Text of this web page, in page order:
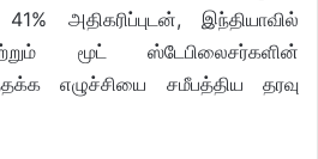
அதிகரிப்புடன், இந்தியாவில்
மூட் ஸ்டேபிலைசர்களின்
எழுச்சியை சமீபத்திய தரவு